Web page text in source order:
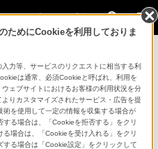
法人のお客様
ー製品に関するお問い合わせ
製品に関する重要なお知らせ
／業務用製品に関
い合わせ
ためにCookieを利用しておりま
力等、サービスのリクエストに相当する利
は通常、必須Cookieと呼ばれ、利用を
ェブサイトにおけるお客様の利用状況を分
りカスタマイズされたサービス・広告を提
を使用して一定の情報を収集する場合が
る場合は、「Cookieを拒否する」をクリ
場合は、「Cookieを受け入れる」をクリ
る場合は「Cookie設定」をクリックして